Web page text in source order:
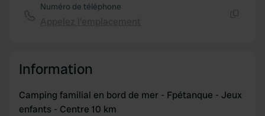
Numéro de téléphone
Information
Camping familial en bord de mer - Fpétanque - Jeux
enfants - Centre 10 km